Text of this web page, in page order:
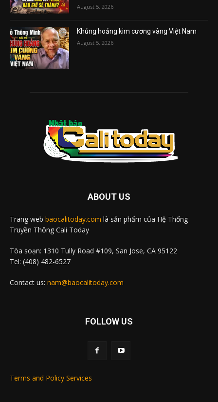
August 5, 2026
Khủng hoảng kim cương vàng Việt Nam
August 5, 2026
ABOUT US
Trang web baocalitoday.com là sản phẩm của Hệ Thống
Truyền Thông Cali Today
Tòa soạn: 1310 Tully Road #109, San Jose, CA 95122
Tel: (408) 482-6527
Contact us: nam@baocalitoday.com
FOLLOW US
Terms and Policy Services